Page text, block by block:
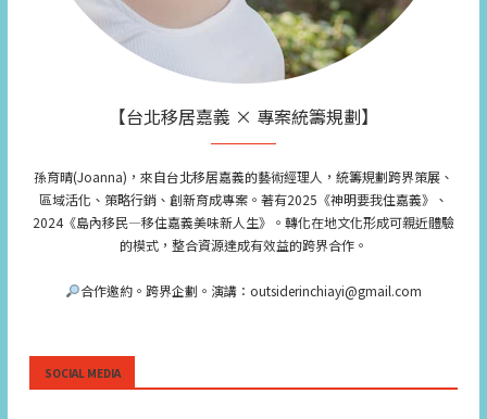
【台北移居嘉義 × 專案統籌規劃】
孫育晴(Joanna)，來自台北移居嘉義的藝術經理人，統籌規劃跨界策展、
區域活化、策略行銷、創新育成專案。著有2025《神明要我住嘉義》、
2024《島內移民—移住嘉義美味新人生》。轉化在地文化形成可親近體驗
的模式，整合資源達成有效益的跨界合作。
合作邀約。跨界企劃。演講：outsiderinchiayi@gmail.com
SOCIAL MEDIA